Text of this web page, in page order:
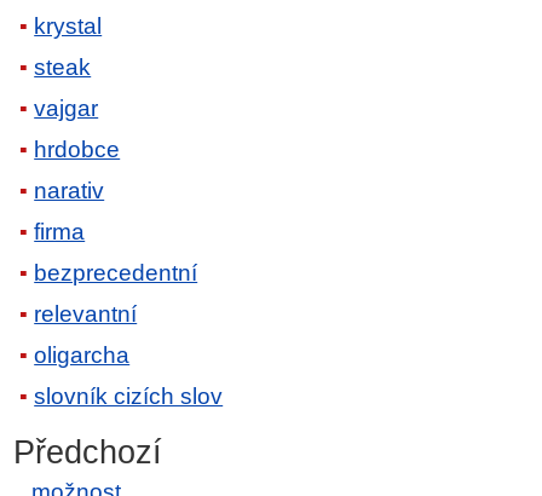
krystal
steak
vajgar
hrdobce
narativ
firma
bezprecedentní
relevantní
oligarcha
slovník cizích slov
Předchozí